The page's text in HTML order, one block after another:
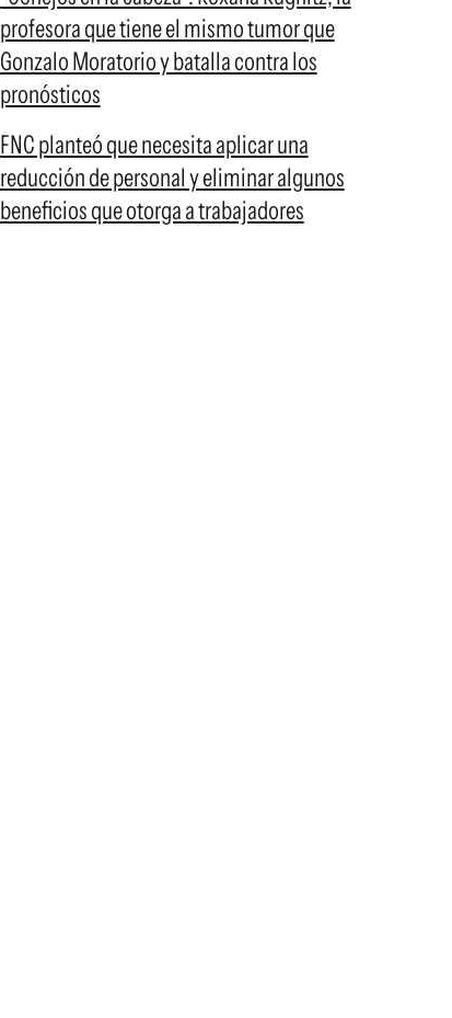
profesora que tiene el mismo tumor que
Gonzalo Moratorio y batalla contra los
pronósticos
FNC planteó que necesita aplicar una
reducción de personal y eliminar algunos
beneficios que otorga a trabajadores